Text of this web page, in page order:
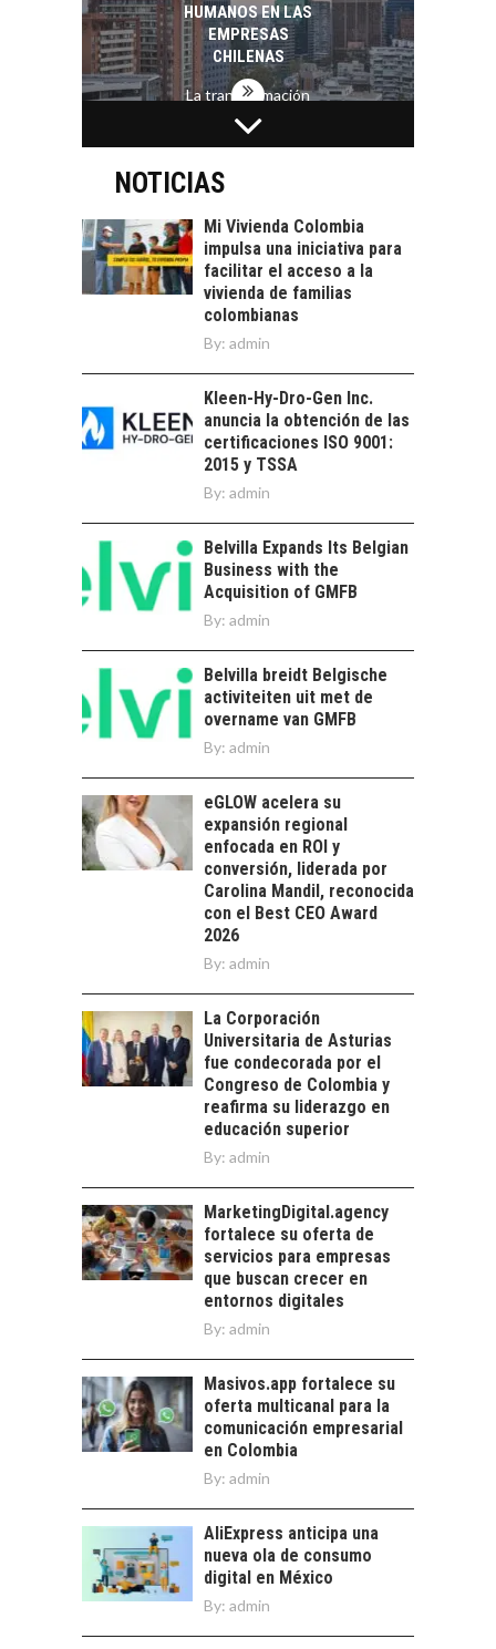
HUMANOS EN LAS
EMPRESAS
CHILENAS
La transformación
estratégica de los
recursos humanos en
FINANCIAMIENTO
PARA PYMES EN
ALTERNATIVAS MÁS
ALLÁ DEL CRÉDITO
BANCARIO
Financiamiento para
pymes en Chile:
alternativas que
trascienden el
EL CRECIMIENTO DE
LOS SERVICIOS
EXPORTADOS DESDE
CHILE
El auge de las
exportaciones de
servicios digitales en
TORRES DEL PAINE Y
SU APORTE AL
TURISMO Y LA
ECONOMÍA REGIONAL
Torres del Paine:
motor clave del
turismo y la
economía…
LA IMPORTANCIA DE
DIVERSIFICAR LAS
EXPORTACIONES
CHILENAS
las exportaciones
chilenas: clave para un
crecimiento…
CHILE COMO HUB
TECNOLÓGICO DE
AMÉRICA LATINA:
AVANCES Y DESAFÍOS
Chile como hub
tecnológico de
América Latina:
avances y desafíos…
LA
TRANSFORMACIÓN
DE LOS RECURSOS
HUMANOS EN LAS
EMPRESAS
CHILENAS
estratégica de los
recursos humanos en
las empresas…
NOTICIAS
Mi Vivienda Colombia
impulsa una iniciativa para
facilitar el acceso a la
vivienda de familias
colombianas
By: admin
Kleen-Hy-Dro-Gen Inc.
anuncia la obtención de las
certificaciones ISO 9001:
2015 y TSSA
By: admin
Belvilla Expands Its Belgian
Business with the
Acquisition of GMFB
By: admin
Belvilla breidt Belgische
activiteiten uit met de
overname van GMFB
By: admin
eGLOW acelera su
expansión regional
enfocada en ROI y
conversión, liderada por
Carolina Mandil, reconocida
con el Best CEO Award
2026
By: admin
La Corporación
Universitaria de Asturias
fue condecorada por el
Congreso de Colombia y
reafirma su liderazgo en
educación superior
By: admin
MarketingDigital.agency
fortalece su oferta de
servicios para empresas
que buscan crecer en
entornos digitales
By: admin
Masivos.app fortalece su
oferta multicanal para la
comunicación empresarial
en Colombia
By: admin
AliExpress anticipa una
nueva ola de consumo
digital en México
By: admin